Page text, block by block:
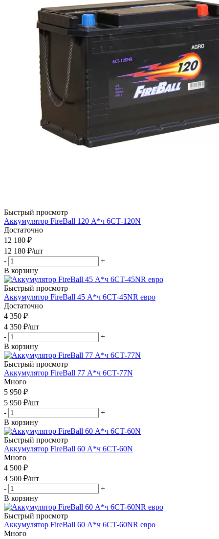
Быстрый просмотр
Аккумулятор FireBall 120 А*ч 6СТ-120N
Достаточно
12 180 ₽
12 180 ₽/шт
-
+
В корзину
Быстрый просмотр
Аккумулятор FireBall 45 А*ч 6СТ-45NR евро
Достаточно
4 350 ₽
4 350 ₽/шт
-
+
В корзину
Быстрый просмотр
Аккумулятор FireBall 77 А*ч 6СТ-77N
Много
5 950 ₽
5 950 ₽/шт
-
+
В корзину
Быстрый просмотр
Аккумулятор FireBall 60 А*ч 6СТ-60N
Много
4 500 ₽
4 500 ₽/шт
-
+
В корзину
Быстрый просмотр
Аккумулятор FireBall 60 А*ч 6СТ-60NR евро
Много